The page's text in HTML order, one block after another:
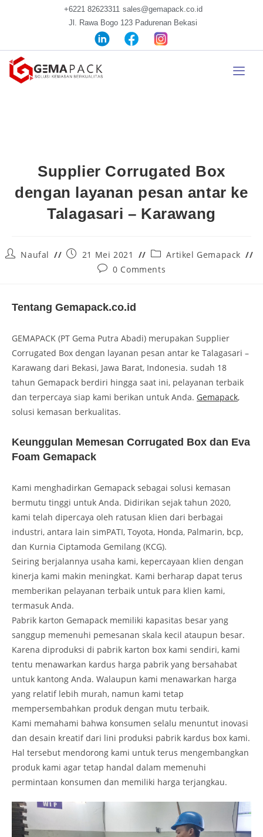
+6221 82623311 sales@gemapack.co.id
Jl. Rawa Bogo 123 Padurenan Bekasi
Supplier Corrugated Box
dengan layanan pesan antar ke
Talagasari – Karawang
Naufal 21 Mei 2021
Artikel Gemapack
0 Comments
Tentang Gemapack.co.id
GEMAPACK (PT Gema Putra Abadi) merupakan Supplier
Corrugated Box dengan layanan pesan antar ke Talagasari –
Karawang dari Bekasi, Jawa Barat, Indonesia. sudah 18
tahun Gemapack berdiri hingga saat ini, pelayanan terbaik
dan terpercaya siap kami berikan untuk Anda. Gemapack,
solusi kemasan berkualitas.
Keunggulan Memesan Corrugated Box dan Eva
Foam Gemapack
Kami menghadirkan Gemapack sebagai solusi kemasan
bermutu tinggi untuk Anda. Didirikan sejak tahun 2020,
kami telah dipercaya oleh ratusan klien dari berbagai
industri, antara lain simPATI, Toyota, Honda, Palmarin, bcp,
dan Kurnia Ciptamoda Gemilang (KCG).
Seiring berjalannya usaha kami, kepercayaan klien dengan
kinerja kami makin meningkat. Kami berharap dapat terus
memberikan pelayanan terbaik untuk para klien kami,
termasuk Anda.
Pabrik karton Gemapack memiliki kapasitas besar yang
sanggup memenuhi pemesanan skala kecil ataupun besar.
Karena diproduksi di pabrik karton box kami sendiri, kami
tentu menawarkan kardus harga pabrik yang bersahabat
untuk kantong Anda. Walaupun kami menawarkan harga
yang relatif lebih murah, namun kami tetap
mempersembahkan produk dengan mutu terbaik.
Kami memahami bahwa konsumen selalu menuntut inovasi
dan desain kreatif dari lini produksi pabrik kardus box kami.
Hal tersebut mendorong kami untuk terus mengembangkan
produk kami agar tetap handal dalam memenuhi
permintaan konsumen dan memiliki harga terjangkau.